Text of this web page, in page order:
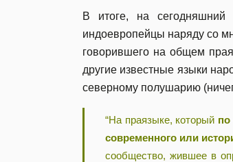
В итоге, на
индоевропейцы наряду со
говорившего на общем
другие известные языки
северному полушарию
“На праязыке, который по
современного или
сообщество, жившее в